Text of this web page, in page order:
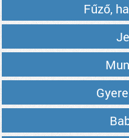
Fűző,